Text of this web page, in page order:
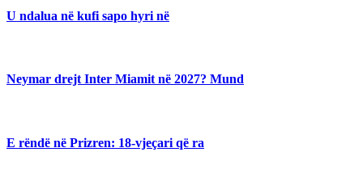
U ndalua në kufi sapo hyri në
Neymar drejt Inter Miamit në 2027? Mund
E rëndë në Prizren: 18-vjeçari që ra